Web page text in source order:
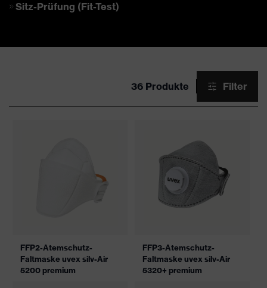
Sitz-Prüfung (Fit-Test)
36 Produkte Filter
FFP2-Atemschutz-
Faltmaske uvex silv-Air
5200 premium
FFP3-Atemschutz-
Faltmaske uvex silv-Air
5320+ premium